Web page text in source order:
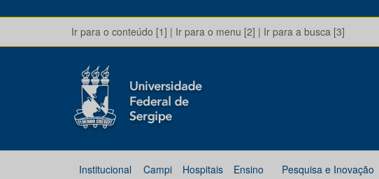
Ir para o conteúdo [1] | Ir para o menu [2] | Ir para a busca [3]
Institucional Campi Hospitais Ensino Pesquisa e Inovação